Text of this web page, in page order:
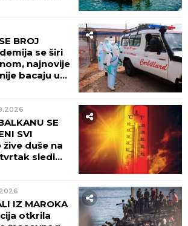
BROJ
se širi
najnovije
bacaju u
SE
SVI
žive duše na
sledi
IZ MAROKA
otkrila